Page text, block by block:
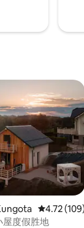
平均评分
4.72
屋度假胜地